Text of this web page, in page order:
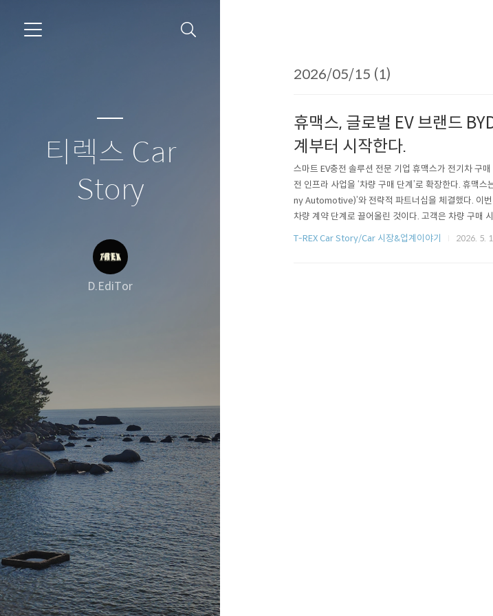
티렉스 Car
Story
D.EdiTor
2026/05/15 (1)
휴맥스, 글로벌 EV 브랜드
계부터 시작한다.
스마트 EV충전 솔루션 전문 기업 휴맥스가 전기차 구
전 인프라 사업을 ‘차량 구매 단계’로 확장한다. 휴맥
ny Automotive)’와 전략적 파트너십을 체결했다. 이
차량 계약 단계로 끌어올린 것이다. 고객은 차량 구매
있으며, 개인 및 법인 고객 모두 적용된다. 이번 파트
T-REX Car Story/Car 시장&업계이야기 2026. 5.